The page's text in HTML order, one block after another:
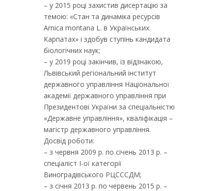
– у 2015 році захистив дисертацію за
темою: «Стан та динаміка ресурсів
Arnica montana L. в Українських
Карпатах» і здобув ступінь кандидата
біологічних наук;
– у 2019 році закінчив, із відзнакою,
Львівський регіональний інститут
державного управління Національної
академії державного управління при
Президентові України за спеціальністю
«Державне управління», кваліфікація –
магістр державного управління.
Досвід роботи:
– з червня 2009 р. по січень 2013 р. –
спеціаліст І-ої категорії
Виноградівського РЦСССДМ;
– з січня 2013 р. по червень 2015 р. –